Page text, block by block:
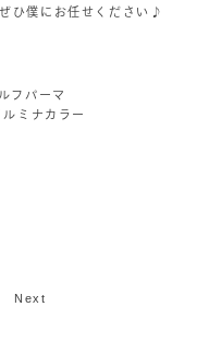
ひ僕にお任せください♪
フパーマ
ミナカラー
Next